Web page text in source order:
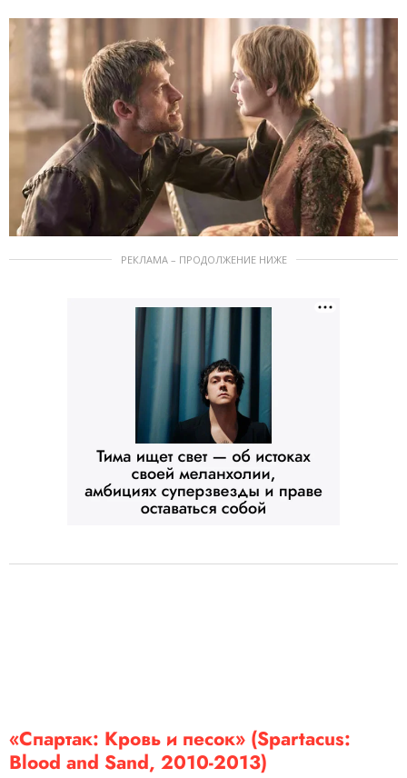
РЕКЛАМА – ПРОДОЛЖЕНИЕ НИЖЕ
«Спартак: Кровь и песок» (Spartacus:
Blood and Sand, 2010-2013)